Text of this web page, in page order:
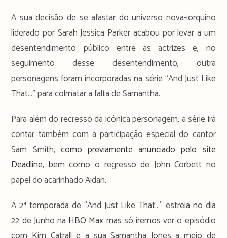
A sua decisão de se afastar do universo nova-iorquino
liderado por Sarah Jessica Parker acabou por levar a um
desentendimento público entre as actrizes e, no
seguimento desse desentendimento, outra
personagens foram incorporadas na série “And Just Like
That…” para colmatar a falta de Samantha.
Para além do recresso da icónica personagem, a série irá
contar também com a participação especial do cantor
Sam Smith,como previamente anunciado pelo site
Deadline, bem como o regresso de John Corbett no
papel do acarinhado Aidan.
A 2ª temporada de “And Just Like That…” estreia no dia
22 de Junho naHBO Maxmas só iremos ver o episódio